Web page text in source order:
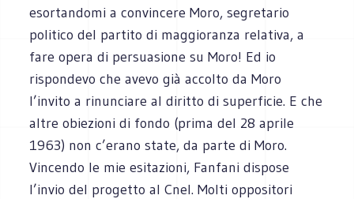
esortandomi a convincere Moro, segretario
politico del partito di maggioranza relativa, a
fare opera di persuasione su Moro! Ed io
rispondevo che avevo già accolto da Moro
l’invito a rinunciare al diritto di superficie. E che
altre obiezioni di fondo (prima del 28 aprile
1963) non c’erano state, da parte di Moro.
Vincendo le mie esitazioni, Fanfani dispose
l’invio del progetto al Cnel. Molti oppositori